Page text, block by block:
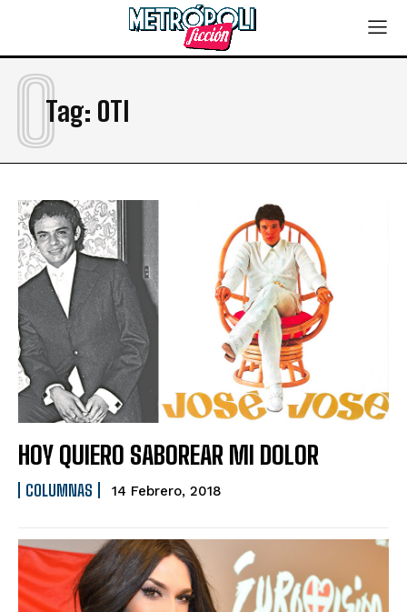
Tag: OTI
O
HOY QUIERO SABOREAR MI DOLOR
COLUMNAS 14 Febrero, 2018